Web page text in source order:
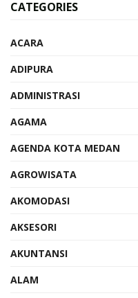
CATEGORIES
ACARA
ADIPURA
ADMINISTRASI
AGAMA
AGENDA KOTA MEDAN
AGROWISATA
AKOMODASI
AKSESORI
AKUNTANSI
ALAM